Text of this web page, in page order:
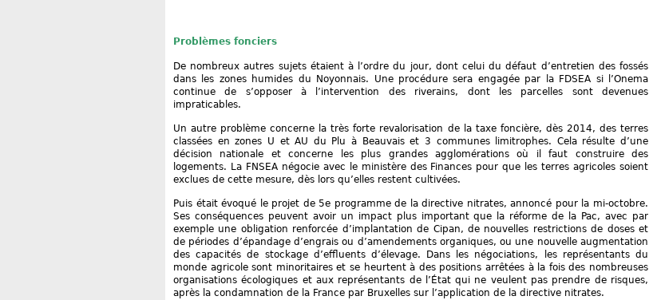
Problèmes fonciers
De nombreux autres sujets étaient à l’ordre du jour, dont celui du défaut d’entretien des fossés
dans les zones humides du Noyonnais. Une procédure sera engagée par la FDSEA si l’Onema
continue de s’opposer à l’intervention des riverains, dont les parcelles sont devenues
impraticables.
Un autre problème concerne la très forte revalorisation de la taxe foncière, dès 2014, des terres
classées en zones U et AU du Plu à Beauvais et 3 communes limitrophes. Cela résulte d’une
décision nationale et concerne les plus grandes agglomérations où il faut construire des
logements. La FNSEA négocie avec le ministère des Finances pour que les terres agricoles soient
exclues de cette mesure, dès lors qu’elles restent cultivées.
Puis était évoqué le projet de 5e programme de la directive nitrates, annoncé pour la mi-octobre.
Ses conséquences peuvent avoir un impact plus important que la réforme de la Pac, avec par
exemple une obligation renforcée d’implantation de Cipan, de nouvelles restrictions de doses et
de périodes d’épandage d’engrais ou d’amendements organiques, ou une nouvelle augmentation
des capacités de stockage d’effluents d’élevage. Dans les négociations, les représentants du
monde agricole sont minoritaires et se heurtent à des positions arrêtées à la fois des nombreuses
organisations écologiques et aux représentants de l’État qui ne veulent pas prendre de risques,
après la condamnation de la France par Bruxelles sur l’application de la directive nitrates.